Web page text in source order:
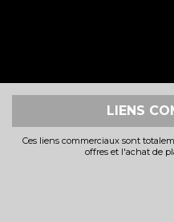
LIENS
Ces liens commerciaux sont
offres et l'achat de